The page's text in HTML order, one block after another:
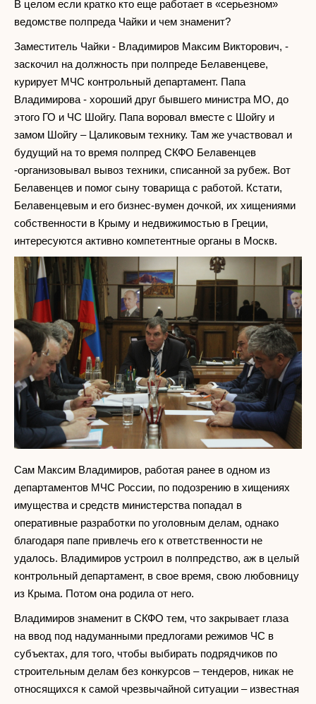
В целом если кратко кто еще работает в «серьезном»
ведомстве полпреда Чайки и чем знаменит?
Заместитель Чайки - Владимиров Максим Викторович, -
заскочил на должность при полпреде Белавенцеве,
курирует МЧС контрольный департамент. Папа
Владимирова - хороший друг бывшего министра МО, до
этого ГО и ЧС Шойгу. Папа воровал вместе с Шойгу и
замом Шойгу – Цаликовым технику. Там же участвовал и
будущий на то время полпред СКФО Белавенцев
-организовывал вывоз техники, списанной за рубеж. Вот
Белавенцев и помог сыну товарища с работой. Кстати,
Белавенцевым и его бизнес-вумен дочкой, их хищениями
собственности в Крыму и недвижимостью в Греции,
интересуются активно компетентные органы в Москв.
Сам Максим Владимиров, работая ранее в одном из
департаментов МЧС России, по подозрению в хищениях
имущества и средств министерства попадал в
оперативные разработки по уголовным делам, однако
благодаря папе привлечь его к ответственности не
удалось. Владимиров устроил в полпредство, аж в целый
контрольный департамент, в свое время, свою любовницу
из Крыма. Потом она родила от него.
Владимиров знаменит в СКФО тем, что закрывает глаза
на ввод под надуманными предлогами режимов ЧС в
субъектах, для того, чтобы выбирать подрядчиков по
строительным делам без конкурсов – тендеров, никак не
относящихся к самой чрезвычайной ситуации – известная